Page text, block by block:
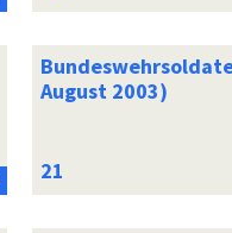
August 2003)